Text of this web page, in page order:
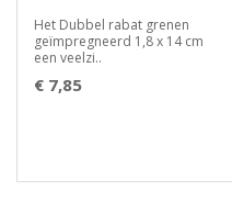
Het Dubbel rabat grenen
geïmpregneerd 1,8 x 14 cm
een veelzi..
€ 7,85